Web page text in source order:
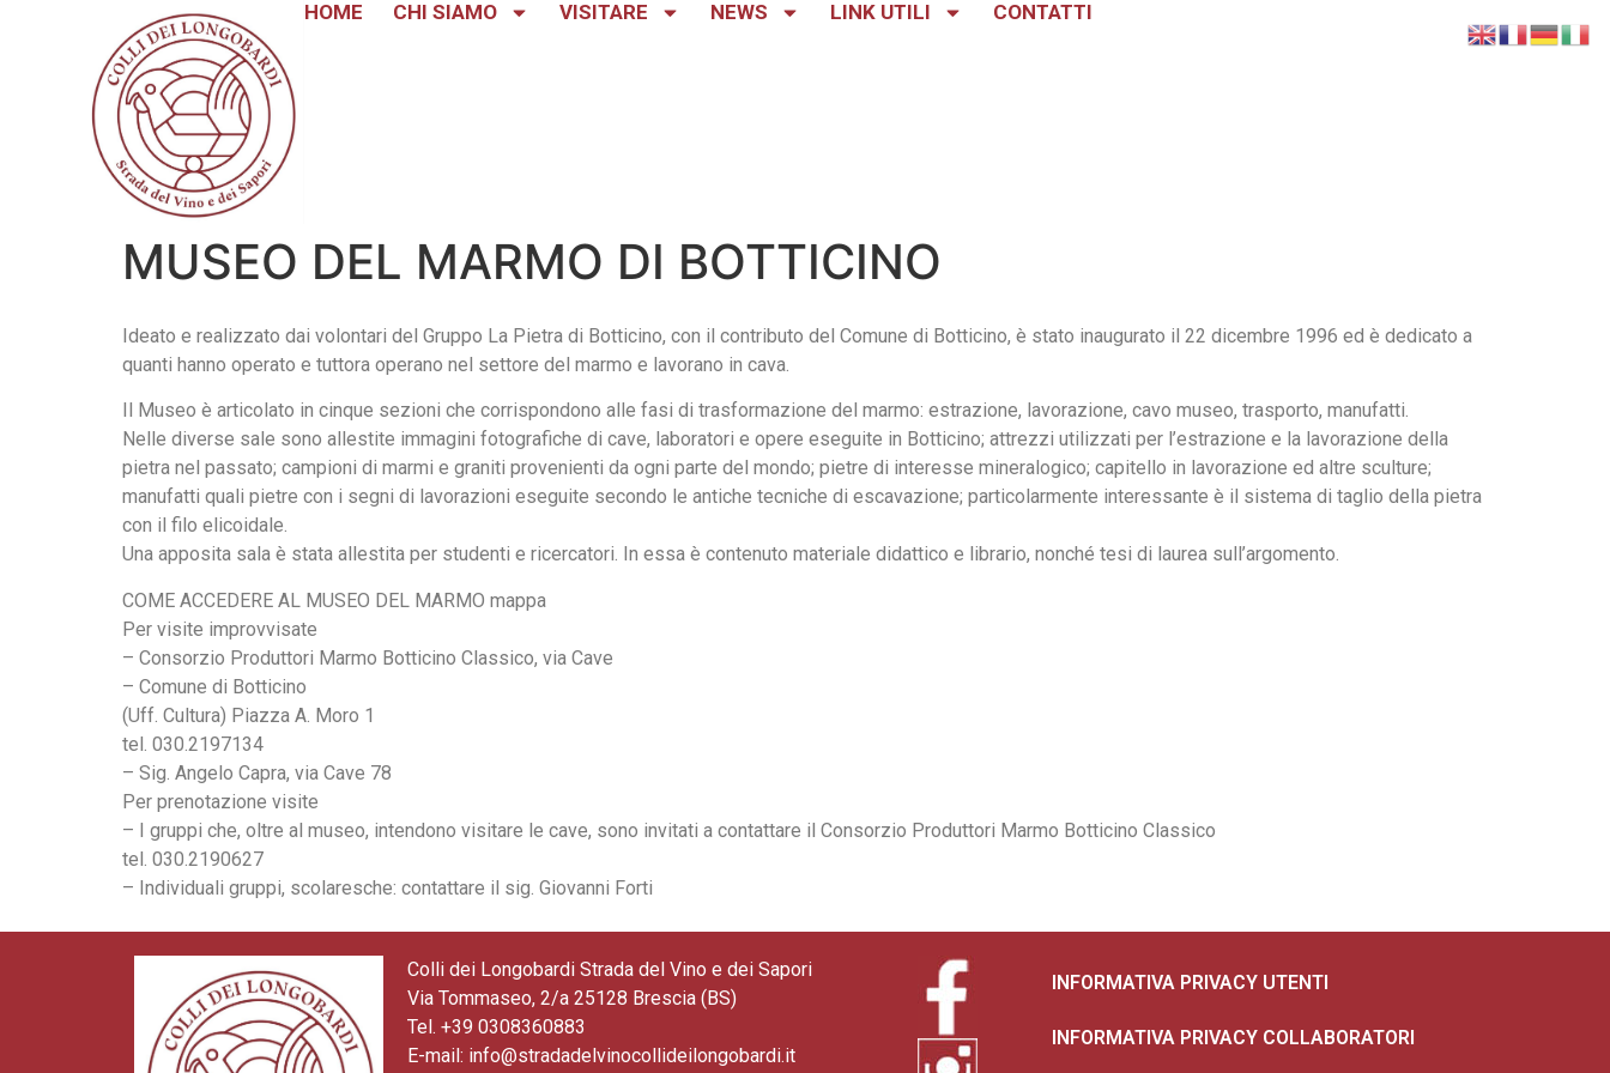
HOME CHI SIAMO VISITARE NEWS LINK UTILI CONTATTI
MUSEO DEL MARMO DI BOTTICINO
Ideato e realizzato dai volontari del Gruppo La Pietra di Botticino, con il contributo del Comune di Botticino, è stato inaugurato il 22 dicembre 1996 ed è dedicato a
quanti hanno operato e tuttora operano nel settore del marmo e lavorano in cava.
Il Museo è articolato in cinque sezioni che corrispondono alle fasi di trasformazione del marmo: estrazione, lavorazione, cavo museo, trasporto, manufatti.
Nelle diverse sale sono allestite immagini fotografiche di cave, laboratori e opere eseguite in Botticino; attrezzi utilizzati per l’estrazione e la lavorazione della
pietra nel passato; campioni di marmi e graniti provenienti da ogni parte del mondo; pietre di interesse mineralogico; capitello in lavorazione ed altre sculture;
manufatti quali pietre con i segni di lavorazioni eseguite secondo le antiche tecniche di escavazione; particolarmente interessante è il sistema di taglio della pietra
con il filo elicoidale.
Una apposita sala è stata allestita per studenti e ricercatori. In essa è contenuto materiale didattico e librario, nonché tesi di laurea sull’argomento.
COME ACCEDERE AL MUSEO DEL MARMO mappa
Per visite improvvisate
– Consorzio Produttori Marmo Botticino Classico, via Cave
– Comune di Botticino
(Uff. Cultura) Piazza A. Moro 1
tel. 030.2197134
– Sig. Angelo Capra, via Cave 78
Per prenotazione visite
– I gruppi che, oltre al museo, intendono visitare le cave, sono invitati a contattare il Consorzio Produttori Marmo Botticino Classico
tel. 030.2190627
– Individuali gruppi, scolaresche: contattare il sig. Giovanni Forti
Colli dei Longobardi Strada del Vino e dei Sapori
Via Tommaseo, 2/a 25128 Brescia (BS)
Tel. +39 0308360883
E-mail: info@stradadelvinocollideilongobardi.it
INFORMATIVA PRIVACY UTENTI
INFORMATIVA PRIVACY COLLABORATORI